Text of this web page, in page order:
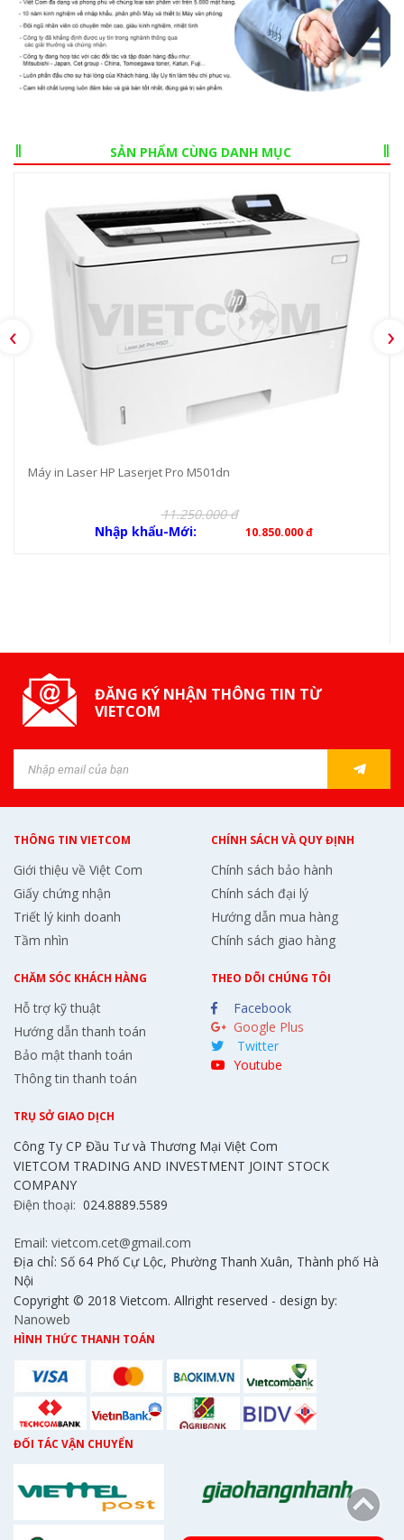
SẢN PHẨM CÙNG DANH MỤC
Máy in Laser HP Laserjet Pro M501dn
11.250.000 đ
Nhập khẩu-Mới:
10.850.000 đ
‹ ›
ĐĂNG KÝ NHẬN THÔNG TIN TỪ
VIETCOM
THÔNG TIN VIETCOM
Giới thiệu về Việt Com
Giấy chứng nhận
Triết lý kinh doanh
Tầm nhìn
CHÍNH SÁCH VÀ QUY ĐỊNH
Chính sách bảo hành
Chính sách đại lý
Hướng dẫn mua hàng
Chính sách giao hàng
CHĂM SÓC KHÁCH HÀNG
Hỗ trợ kỹ thuật
Hướng dẫn thanh toán
Bảo mật thanh toán
Thông tin thanh toán
THEO DÕI CHÚNG TÔI
Facebook
Google Plus
Twitter
Youtube
TRỤ SỞ GIAO DỊCH
Công Ty CP Đầu Tư và Thương Mại Việt Com
VIETCOM TRADING AND INVESTMENT JOINT STOCK
COMPANY
Điện thoại: 024.8889.5589
Email: vietcom.cet@gmail.com
Địa chỉ: Số 64 Phố Cự Lộc, Phường Thanh Xuân, Thành phố Hà
Nội
Copyright © 2018 Vietcom. Allright reserved - design by:
Nanoweb
HÌNH THỨC THANH TOÁN
ĐỐI TÁC VẬN CHUYỂN